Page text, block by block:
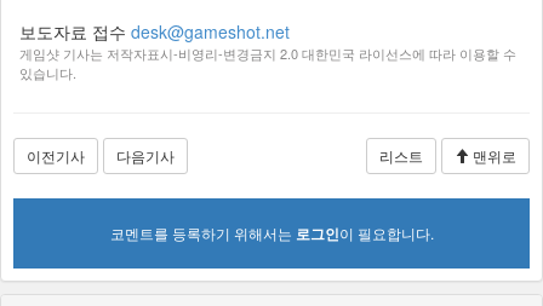
보도자료 접수 desk@gameshot.net
게임샷 기사는 저작자표시-비영리-변경금지 2.0 대한민국 라이선스에 따라 이용할 수
있습니다.
이전기사 다음기사 리스트 맨위로
코멘트를 등록하기 위해서는 로그인이 필요합니다.